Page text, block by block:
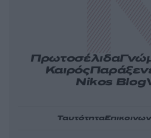
Πρωτοσέλιδα
Καιρός
Nikos Blog
Ταυτότητα